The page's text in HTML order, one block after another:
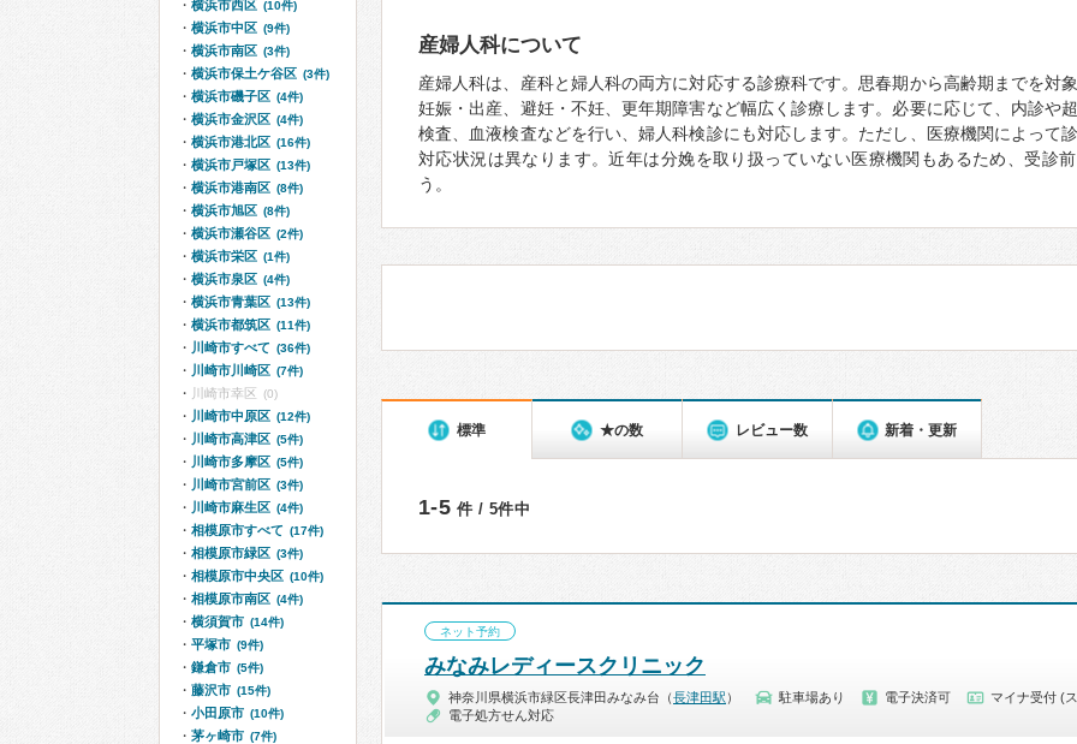
産婦人科について
産婦人科は、産科と婦人科の両方に対応する診療科です。思春期から高齢期までを対
妊娠・出産、避妊・不妊、更年期障害など幅広く診療します。必要に応じて、内診や
検査、血液検査などを行い、婦人科検診にも対応します。ただし、医療機関によって
対応状況は異なります。近年は分娩を取り扱っていない医療機関もあるため、受診
う。
標準 ★の数 レビュー数 新着・更新
1-5 件 / 5件中
ネット予約
みなみレディースクリニック
神奈川県横浜市緑区長津田みなみ台（長津田駅 ） 駐車場あり 電子決済可
マイナ受付 (
電子処方せん対応
横浜市西区 (10件)
横浜市中区 (9件)
横浜市南区 (3件)
横浜市保土ケ谷区 (3件)
横浜市磯子区 (4件)
横浜市金沢区 (4件)
横浜市港北区 (16件)
横浜市戸塚区 (13件)
横浜市港南区 (8件)
横浜市旭区 (8件)
横浜市瀬谷区 (2件)
横浜市栄区 (1件)
横浜市泉区 (4件)
横浜市青葉区 (13件)
横浜市都筑区 (11件)
川崎市すべて (36件)
川崎市川崎区 (7件)
川崎市幸区 (0)
川崎市中原区 (12件)
川崎市高津区 (5件)
川崎市多摩区 (5件)
川崎市宮前区 (3件)
川崎市麻生区 (4件)
相模原市すべて (17件)
相模原市緑区 (3件)
相模原市中央区 (10件)
相模原市南区 (4件)
横須賀市 (14件)
平塚市 (9件)
鎌倉市 (5件)
藤沢市 (15件)
小田原市 (10件)
茅ヶ崎市 (7件)